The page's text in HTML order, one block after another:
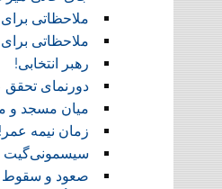
ملاحظاتی
ملاحظاتی
رهبر انتخابی!
دورنمای تحقق
میان مسجد و
زمان نیمه عمر!‏
سیسمونی‌گیت
صعود و سقوط